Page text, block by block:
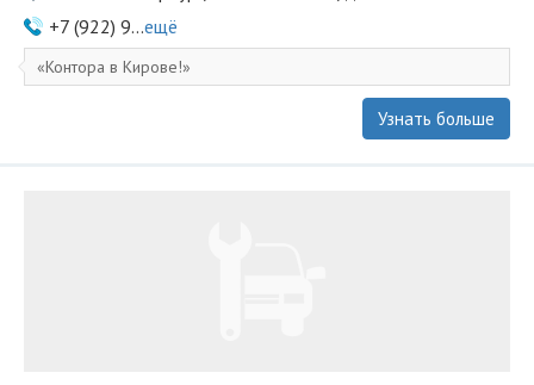
+7 (922) 9...ещё
Контора в Кирове!
Узнать больше